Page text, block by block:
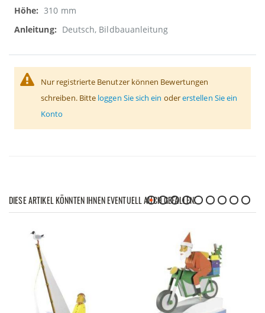
310 mm
Deutsch, Bildbauanleitung
Nur registrierte Benutzer können Bewertungen
schreiben. Bitte loggen Sie sich ein odererstellen Sie ein
Konto
DIESE ARTIKEL KÖNNTEN IHNEN EVENTUELL AUCH GEFALLEN!